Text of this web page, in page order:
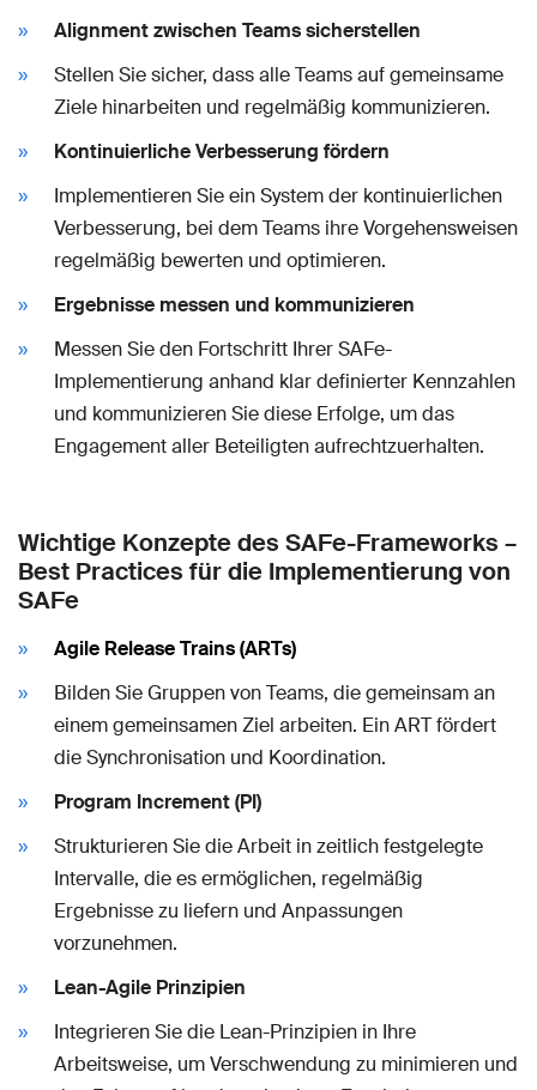
Alignment zwischen Teams sicherstellen
Stellen Sie sicher, dass alle Teams auf gemeinsame
Ziele hinarbeiten und regelmäßig kommunizieren.
Kontinuierliche Verbesserung fördern
Implementieren Sie ein System der kontinuierlichen
Verbesserung, bei dem Teams ihre Vorgehensweisen
regelmäßig bewerten und optimieren.
Ergebnisse messen und kommunizieren
Messen Sie den Fortschritt Ihrer SAFe-
Implementierung anhand klar definierter Kennzahlen
und kommunizieren Sie diese Erfolge, um das
Engagement aller Beteiligten aufrechtzuerhalten.
Wichtige Konzepte des SAFe-Frameworks –
Best Practices für die Implementierung von
SAFe
Agile Release Trains (ARTs)
Bilden Sie Gruppen von Teams, die gemeinsam an
einem gemeinsamen Ziel arbeiten. Ein ART fördert
die Synchronisation und Koordination.
Program Increment (PI)
Strukturieren Sie die Arbeit in zeitlich festgelegte
Intervalle, die es ermöglichen, regelmäßig
Ergebnisse zu liefern und Anpassungen
vorzunehmen.
Lean-Agile Prinzipien
Integrieren Sie die Lean-Prinzipien in Ihre
Arbeitsweise, um Verschwendung zu minimieren und